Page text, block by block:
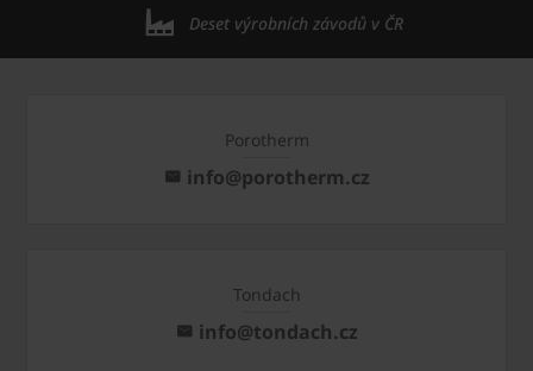
Deset výrobních závodů v ČR
Porotherm
info@porotherm.cz
Tondach
info@tondach.cz